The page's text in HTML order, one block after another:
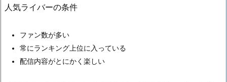
人気ライバーの条件
ファン数が多い
常にランキング上位に入っている
配信内容がとにかく楽しい